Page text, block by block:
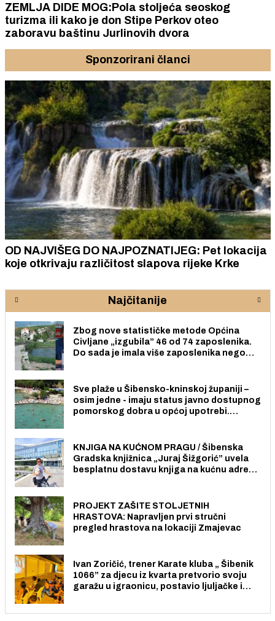
ZEMLJA DIDE MOG:Pola stoljeća seoskog
turizma ili kako je don Stipe Perkov oteo
zaboravu baštinu Jurlinovih dvora
Sponzorirani članci
OD NAJVIŠEG DO NAJPOZNATIJEG: Pet lokacija
koje otkrivaju različitost slapova rijeke Krke
Najčitanije
Zbog nove statističke metode Općina
Civljane „izgubila” 46 od 74 zaposlenika.
Do sada je imala više zaposlenika nego
Sve plaže u Šibensko-kninskoj županiji –
osim jedne - imaju status javno dostupnog
pomorskog dobra u općoj upotrebi.
KNJIGA NA KUĆNOM PRAGU / Šibenska
Gradska knjižnica „Juraj Šižgorić” uvela
besplatnu dostavu knjiga na kućnu adresu
PROJEKT ZAŠITE STOLJETNIH
HRASTOVA: Napravljen prvi stručni
pregled hrastova na lokaciji Zmajevac
Ivan Zoričić, trener Karate kluba „ Šibenik
1066” za djecu iz kvarta pretvorio svoju
garažu u igraonicu, postavio ljuljačke i